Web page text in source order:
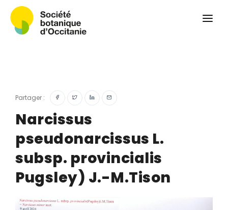
Herbier PCPR
Ressources
Actualités et calendrier
Contact
Partager :
Narcissus
pseudonarcissus L.
subsp. provincialis
Pugsley) J.-M.Tison